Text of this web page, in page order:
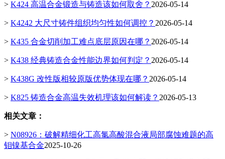
> K424 高温合金锻造与铸造该如何取舍？ 2026-05-14
> K4242 大尺寸铸件组织均匀性如何调控？ 2026-05-14
> K435 合金切削加工难点底层原因在哪？ 2026-05-14
> K438 经典铸造合金性能边界如何判定？ 2026-05-14
> K438G 改性版相较原版优势体现在哪？ 2026-05-14
> K825 铸造合金高温失效机理该如何解读？ 2026-05-13
相关文章：
> N08926：破解精细化工高氯高酸混合液局部腐蚀难题的高
钼镍基合金2025-10-26